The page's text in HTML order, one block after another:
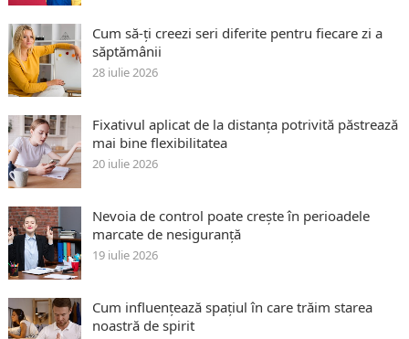
Cum să-ți creezi seri diferite pentru fiecare zi a
săptămânii
28 iulie 2026
Fixativul aplicat de la distanța potrivită păstrează
mai bine flexibilitatea
20 iulie 2026
Nevoia de control poate crește în perioadele
marcate de nesiguranță
19 iulie 2026
Cum influențează spațiul în care trăim starea
noastră de spirit